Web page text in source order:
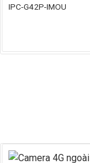
IPC-G42P-IMOU